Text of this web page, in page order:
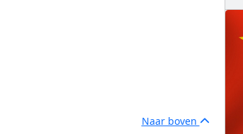
Naar boven